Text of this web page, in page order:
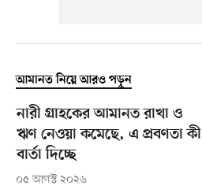
আমানত নিয়ে আরও পড়ুন
নারী গ্রাহকের আমানত রাখা ও
ঋণ নেওয়া কমেছে, এ প্রবণতা কী
বার্তা দিচ্ছে
০৫ আগস্ট ২০২৬